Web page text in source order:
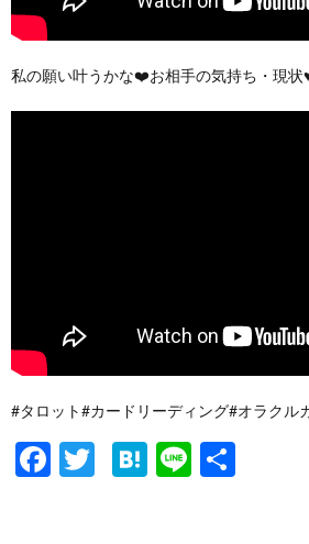
私の願い叶うかな❤️お相手の気持ち・現状
#タロット#カードリーディング#オラクル
F
T
H Li